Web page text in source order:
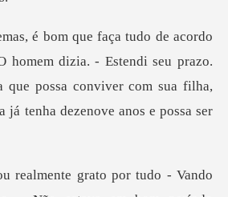
homem dizia. - Estendi seu prazo.
que possa conviver co